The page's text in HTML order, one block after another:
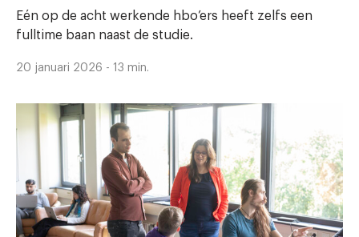
Eén op de acht werkende hbo’ers heeft zelfs een
fulltime baan naast de studie.
20 januari 2026 - 13 min.